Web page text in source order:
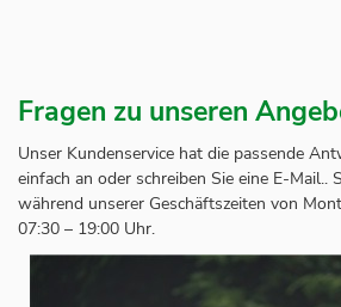
Fragen zu unseren
Unser Kundenservice hat die passende
einfach an oder schreiben Sie eine E-Mail..
während unserer Geschäftszeiten von
07:30 – 19:00 Uhr.